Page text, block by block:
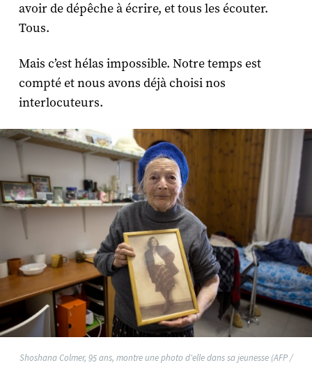
avoir de dépêche à écrire, et tous les écouter.
Tous.
Mais c’est hélas impossible. Notre temps est
compté et nous avons déjà choisi nos
interlocuteurs.
Shoshana Colmer, 95 ans, montre une photo d'elle dans sa jeunesse (AFP /